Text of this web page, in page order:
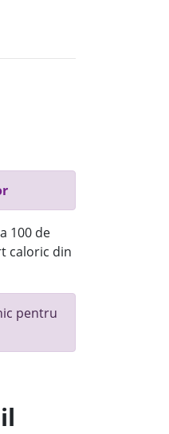
100 de
caloric din
pentru